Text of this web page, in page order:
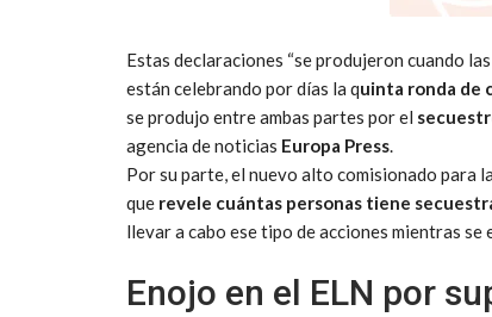
Estas declaraciones “se produjeron cuando
están celebrando por días la quinta ronda de
se produjo entre ambas partes por el
agencia de noticias Europa Press.
Por su parte, el nuevo alto comisionado para
que revele cuántas personas tiene
llevar a cabo ese tipo de acciones mientras se
Enojo en el ELN por